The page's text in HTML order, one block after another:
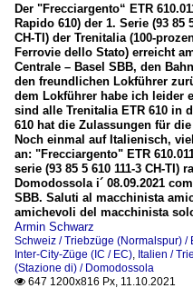
Der "Frecciargento“ ETR
Rapido 610) der 1. Serie (93 85
CH-TI) der Trenitalia (100-
Ferrovie dello Stato) erreicht
Centrale – Basel SBB, den
den freundlichen Lokführer
dem Lokführer habe ich leider
sind alle Trenitalia ETR 610 in
610 hat die Zulassungen für
Noch einmal auf Italienisch,
an: "Frecciargento" ETR
serie (93 85 5 610 111-3 CH-TI)
Domodossola i´ 08.09.2021
SBB. Saluti al macchinista
amichevoli del macchinista
Armin Schwarz
Schweiz / Triebzüge (Normalspur) /
Inter-City-Züge (IC / EC), Italien /
(Stazione di) / Domodossola
 647 1200x816 Px, 11.10.2021